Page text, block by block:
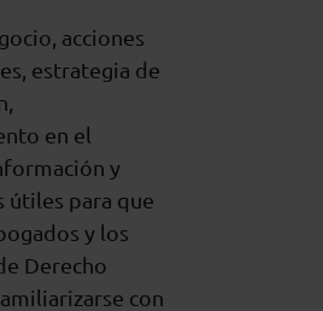
acciones
estrategia de
en el
y
útiles para que
y los
Derecho
con